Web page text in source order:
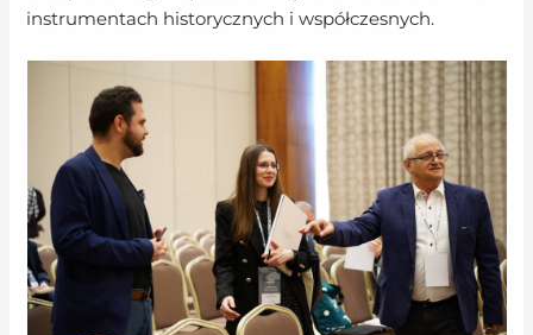
instrumentach historycznych i współczesnych.